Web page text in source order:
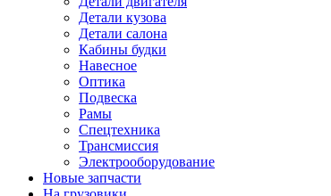
Детали кузова
Детали салона
Кабины будки
Навесное
Оптика
Подвеска
Рамы
Спецтехника
Трансмиссия
Электрооборудование
Новые запчасти